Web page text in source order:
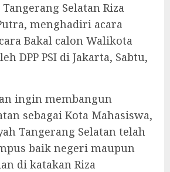
Selatan Riza
menghadiri acara
Bakal calon Walikota
DPP PSI di Jakarta, Sabtu,
ingin membangun
sebagai Kota Mahasiswa,
Tangerang Selatan telah
baik negeri maupun
di katakan Riza